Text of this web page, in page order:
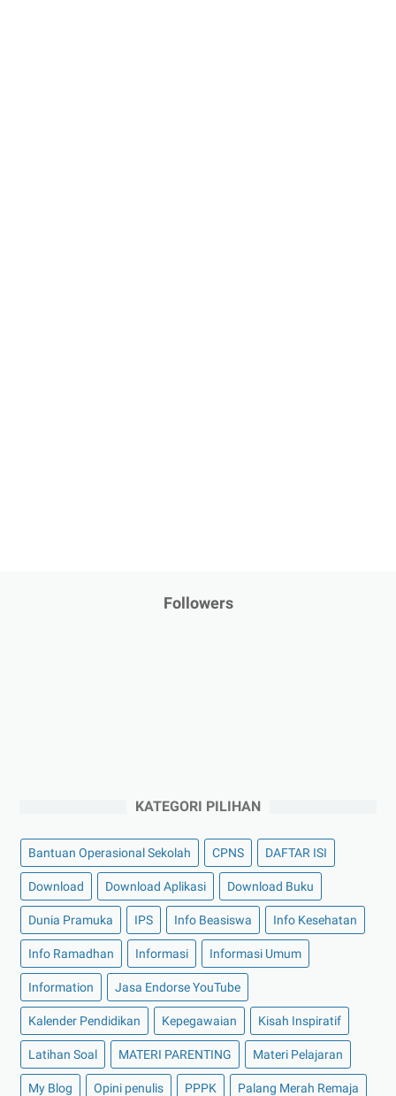
Followers
KATEGORI PILIHAN
Bantuan Operasional Sekolah CPNS DAFTAR ISI
Download Download Aplikasi Download Buku
Dunia Pramuka IPS Info Beasiswa Info Kesehatan
Info Ramadhan Informasi Informasi Umum
Information Jasa Endorse YouTube
Kalender Pendidikan Kepegawaian Kisah Inspiratif
Latihan Soal MATERI PARENTING Materi Pelajaran
My Blog Opini penulis PPPK Palang Merah Remaja